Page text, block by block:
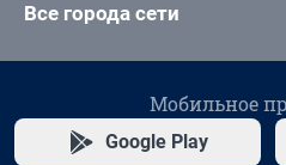
Все города сети
Мобильное
Google Play